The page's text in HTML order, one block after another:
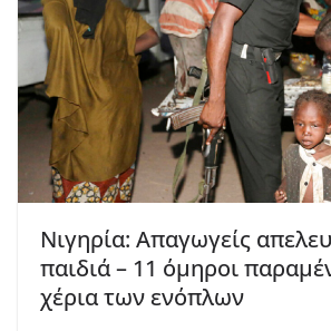
Νιγηρία: Απαγωγείς
παιδιά – 11 όμηροι
χέρια των ενόπλων